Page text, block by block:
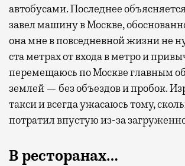
автобусами. Последнее
завел машину в Москве,
она мне в повседневной жизни не
ста метрах от входа в метро и
перемещаюсь по Москве главным
землей — без объездов и пробок.
такси и всегда ужасаюсь тому,
потратил впустую из-за
В ресторанах…